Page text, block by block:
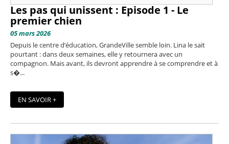
Les pas qui unissent : Episode 1 - Le
premier chien
05 mars 2026
Depuis le centre d’éducation, GrandeVille semble loin. Lina le sait
pourtant : dans deux semaines, elle y retournera avec un
compagnon. Mais avant, ils devront apprendre à se comprendre et à
s�...
EN SAVOIR +